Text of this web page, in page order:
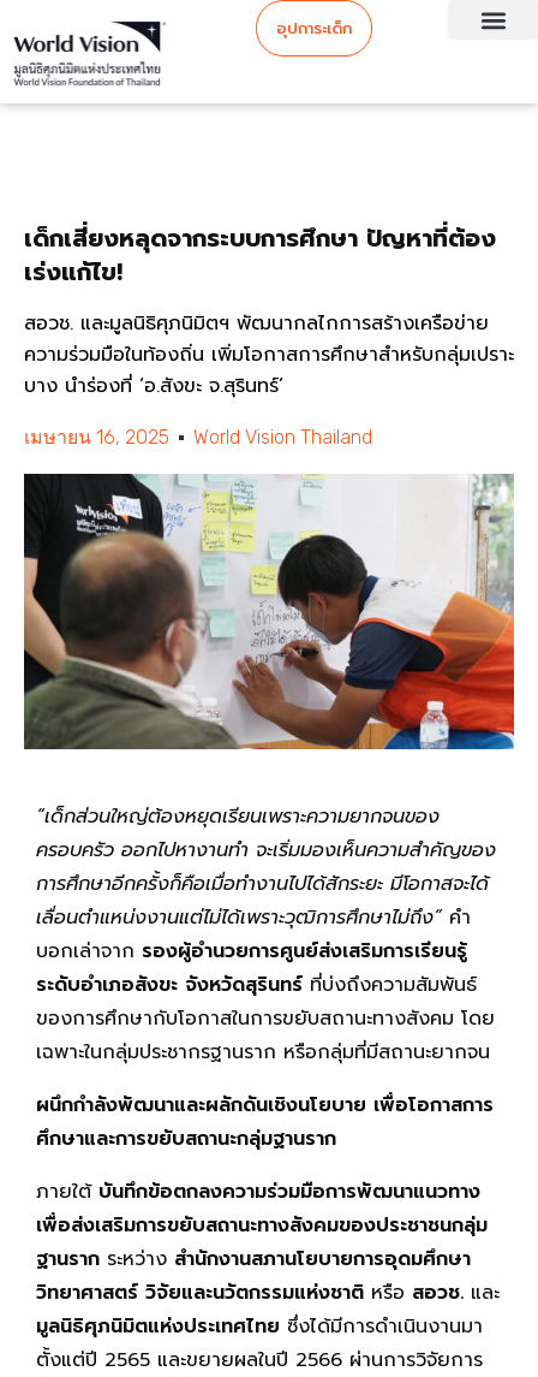
อุปการะเด็ก
เด็กเสี่ยงหลุดจากระบบการศึกษา ปัญหาที่ต้อง
เร่งแก้ไข!
สอวช. และมูลนิธิศุภนิมิตฯ พัฒนากลไกการสร้างเครือข่าย
ความร่วมมือในท้องถิ่น เพิ่มโอกาสการศึกษาสำหรับกลุ่มเปราะ
บาง นำร่องที่ ‘อ.สังขะ จ.สุรินทร์’
เมษายน 16, 2025 World Vision Thailand
“เด็กส่วนใหญ่ต้องหยุดเรียนเพราะความยากจนของ
ครอบครัว ออกไปหางานทำ จะเริ่มมองเห็นความสำคัญของ
การศึกษาอีกครั้งก็คือเมื่อทำงานไปได้สักระยะ มีโอกาสจะได้
เลื่อนตำแหน่งงานแต่ไม่ได้เพราะวุฒิการศึกษาไม่ถึง” คำ
บอกเล่าจาก รองผู้อำนวยการศูนย์ส่งเสริมการเรียนรู้
ระดับอำเภอสังขะ จังหวัดสุรินทร์ ที่บ่งถึงความสัมพันธ์
ของการศึกษากับโอกาสในการขยับสถานะทางสังคม โดย
เฉพาะในกลุ่มประชากรฐานราก หรือกลุ่มที่มีสถานะยากจน
ผนึกกำลังพัฒนาและผลักดันเชิงนโยบาย เพื่อโอกาสการ
ศึกษาและการขยับสถานะกลุ่มฐานราก
ภายใต้ บันทึกข้อตกลงความร่วมมือการพัฒนาแนวทาง
เพื่อส่งเสริมการขยับสถานะทางสังคมของประชาชนกลุ่ม
ฐานราก ระหว่าง สำนักงานสภานโยบายการอุดมศึกษา
วิทยาศาสตร์ วิจัยและนวัตกรรมแห่งชาติ หรือ สอวช. และ
มูลนิธิศุภนิมิตแห่งประเทศไทย ซึ่งได้มีการดำเนินงานมา
ตั้งแต่ปี 2565 และขยายผลในปี 2566 ผ่านการวิจัยการ